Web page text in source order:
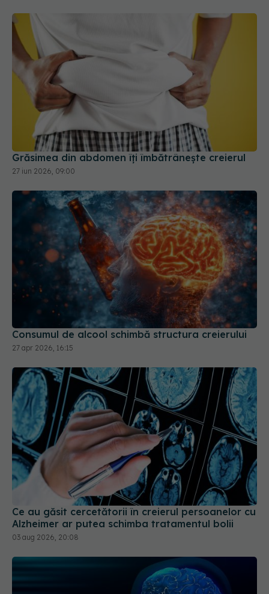
Grăsimea din abdomen îți îmbătrânește creierul
27 iun 2026, 09:00
Consumul de alcool schimbă structura creierului
27 apr 2026, 16:15
Ce au găsit cercetătorii în creierul persoanelor cu
Alzheimer ar putea schimba tratamentul bolii
03 aug 2026, 20:08